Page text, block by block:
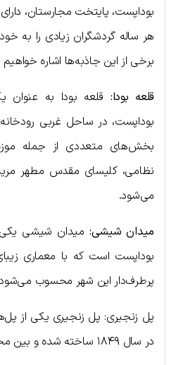
بوداپست، پایتخت مجارستان،
هر ساله گردشگران زیادی را به
برخی از این جاذبه‌ها اشاره خواهیم
قلعه بودا: قلعه بودا به عنوان
بوداپست، در ساحل غربی
بخش‌های متعددی از جمله
نظامی، کلیسای مقدس مطهر
می‌شود.
میدان شیشی: میدان شیشی یکی
بوداپست است که با معماری
پرطرف‌دار این شهر محسوب
پل زنجیری: پل زنجیری یکی از
در سال ۱۸۴۹ ساخته شده و بین محله‌ی بودا و پست قرار دارد.